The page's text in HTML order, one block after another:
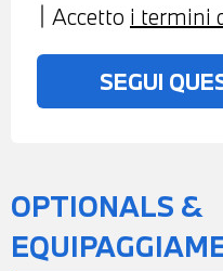
- CRUISE
PACCHETTO
INTERNI
PROTECTION -
RADIO DAB -
INTELLIGENTE -
Accetto i termini
SEGUI
OPTIONALS &